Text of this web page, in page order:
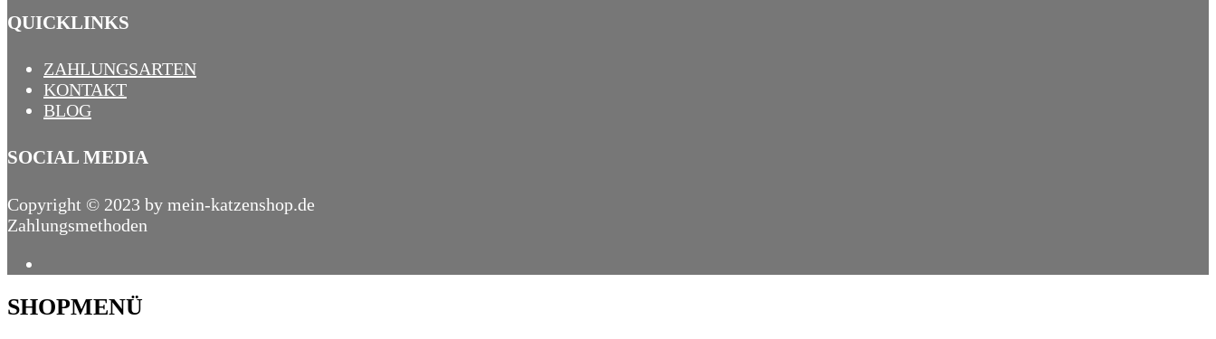
QUICKLINKS
ZAHLUNGSARTEN
KONTAKT
BLOG
SOCIAL MEDIA
Copyright © 2023 by mein-katzenshop.de
Zahlungsmethoden
SHOPMENÜ